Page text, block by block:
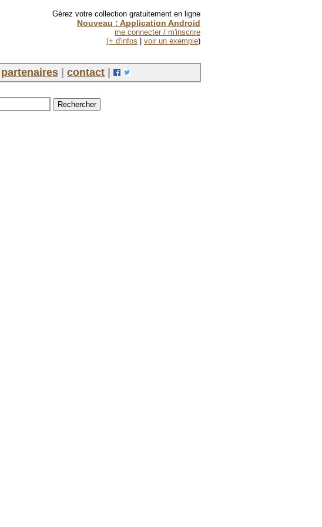
Gèrez votre collection gratuitement en ligne
Nouveau : Application Android
me connecter / m'inscrire
(+ d'infos
voir un exemple)
partenaires contact